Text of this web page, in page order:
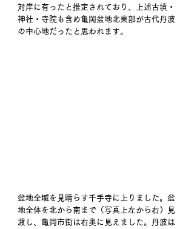
対岸に有ったと推定されており、上述古墳・
神社・寺院も含め亀岡盆地北東部が古代丹波
の中心地だったと思われます。
盆地全域を見晴らす千手寺に上りました。盆
地全体を北から南まで（写真上左から右）見
渡し、亀岡市街は右奥に見えました。丹波は